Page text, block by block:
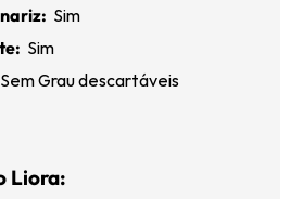
Sim
Sim
Sem Grau descartáveis
Liora: